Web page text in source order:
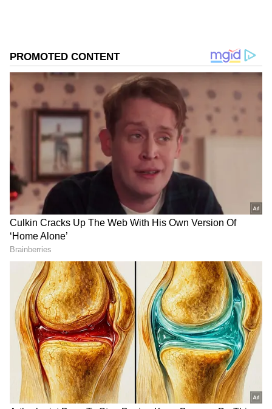
2
6
Image Credit :X
ರೈಲ್ವೇಸ್ ಕಾನೂನುಬದ್ಧ ಮಾಲೀಕತ್ವ ಮತ್ತು ಬ್ರಿಟಿಷ್
ಕಾಲದ ಇತಿಹಾಸ